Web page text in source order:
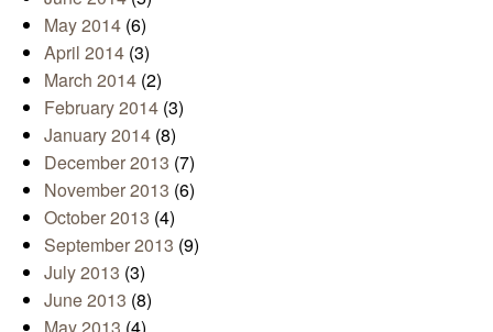
May 2014 (6)
April 2014 (3)
March 2014 (2)
February 2014 (3)
January 2014 (8)
December 2013 (7)
November 2013 (6)
October 2013 (4)
September 2013 (9)
July 2013 (3)
June 2013 (8)
May 2013 (4)